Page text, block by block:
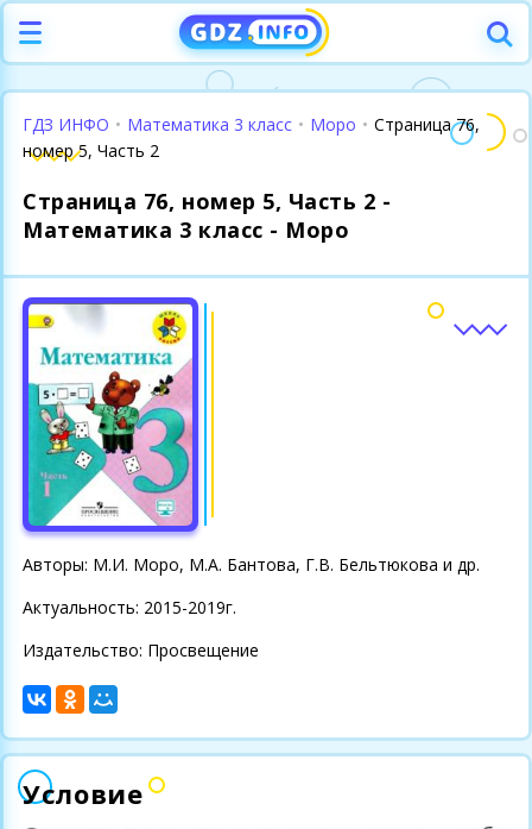
ГДЗ ИНФО • Математика 3 класс • Моро • Страница 76,
номер 5, Часть 2
Страница 76, номер 5, Часть 2 -
Математика 3 класс - Моро
Авторы: М.И. Моро, М.А. Бантова, Г.В. Бельтюкова и др.
Актуальность: 2015-2019г.
Издательство: Просвещение
Условие